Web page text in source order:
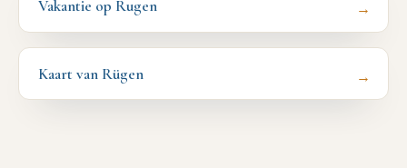
Vakantie op Rugen →
Kaart van Rügen →